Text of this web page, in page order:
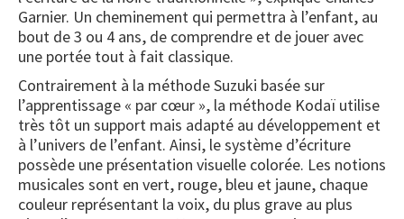
Garnier. Un cheminement qui permettra à l’enfant, au
bout de 3 ou 4 ans, de comprendre et de jouer avec
une portée tout à fait classique.
Contrairement à la méthode Suzuki basée sur
l’apprentissage « par cœur », la méthode Kodaï utilise
très tôt un support mais adapté au développement et
à l’univers de l’enfant. Ainsi, le système d’écriture
possède une présentation visuelle colorée. Les notions
musicales sont en vert, rouge, bleu et jaune, chaque
couleur représentant la voix, du plus grave au plus